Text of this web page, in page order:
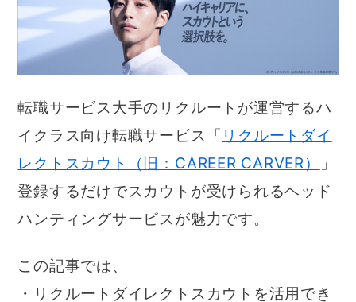
転職サービス大手のリクルートが運営するハ
イクラス向け転職サービス「 リクルートダイ
レクトスカウト（旧：CAREER CARVER）
」
登録するだけでスカウトが受けられるヘッド
ハンティングサービスが魅力です。
この記事では、
・リクルートダイレクトスカウトを活用でき